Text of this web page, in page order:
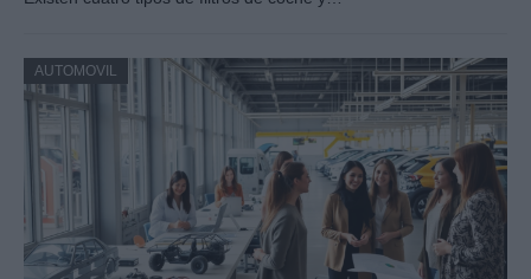
AUTOMOVIL